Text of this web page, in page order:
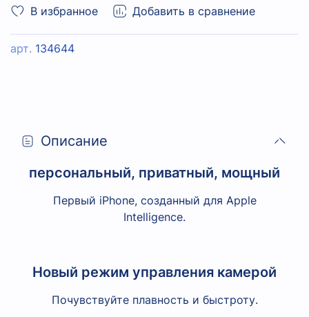
В избранное Добавить в сравнение
арт. 134644
Описание
персональный, приватный, мощный
Первый iPhone, созданный для Apple
Intelligence.
Новый режим управления камерой
Почувствуйте плавность и быстроту.